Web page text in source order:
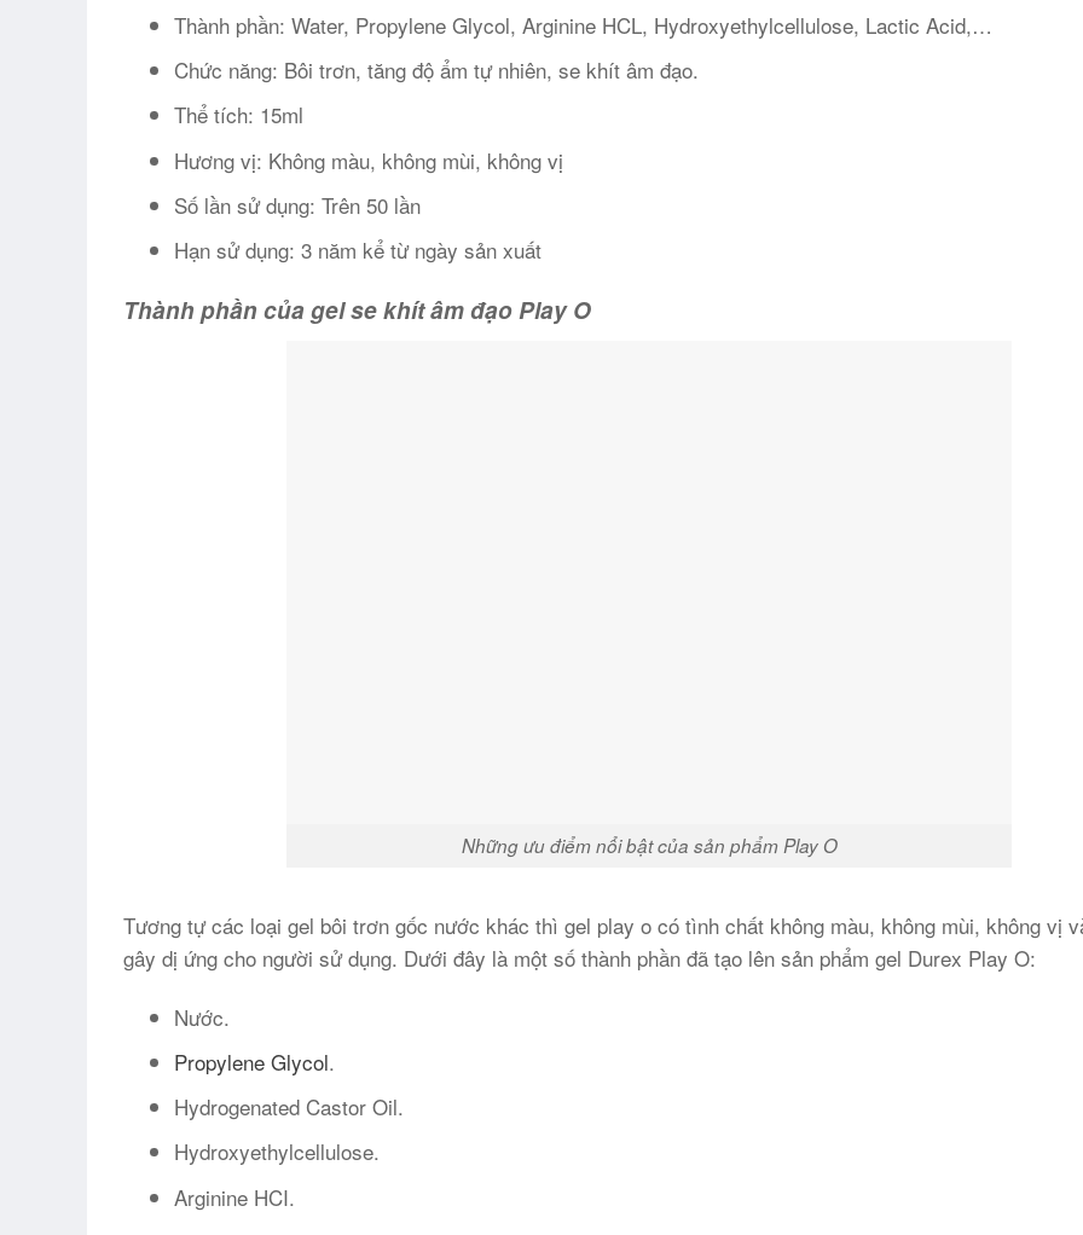
Thành phần: Water, Propylene Glycol, Arginine HCL, Hydroxyethylcellulose, Lactic Acid,…
Chức năng: Bôi trơn, tăng độ ẩm tự nhiên, se khít âm đạo.
Thể tích: 15ml
Hương vị: Không màu, không mùi, không vị
Số lần sử dụng: Trên 50 lần
Hạn sử dụng: 3 năm kể từ ngày sản xuất
Thành phần của gel se khít âm đạo Play O
Những ưu điểm nổi bật của sản phẩm Play O
Tương tự các loại gel bôi trơn gốc nước khác thì gel play o có tình chất không màu, không mùi, không vị
gây dị ứng cho người sử dụng. Dưới đây là một số thành phần đã tạo lên sản phẩm gel Durex Play O:
Nước.
Propylene Glycol.
Hydrogenated Castor Oil.
Hydroxyethylcellulose.
Arginine HCI.